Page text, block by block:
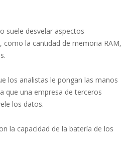
suele desvelar aspectos
la cantidad de memoria RAM,
los analistas le pongan las manos
que una empresa de terceros
los datos.
la capacidad de la batería de los